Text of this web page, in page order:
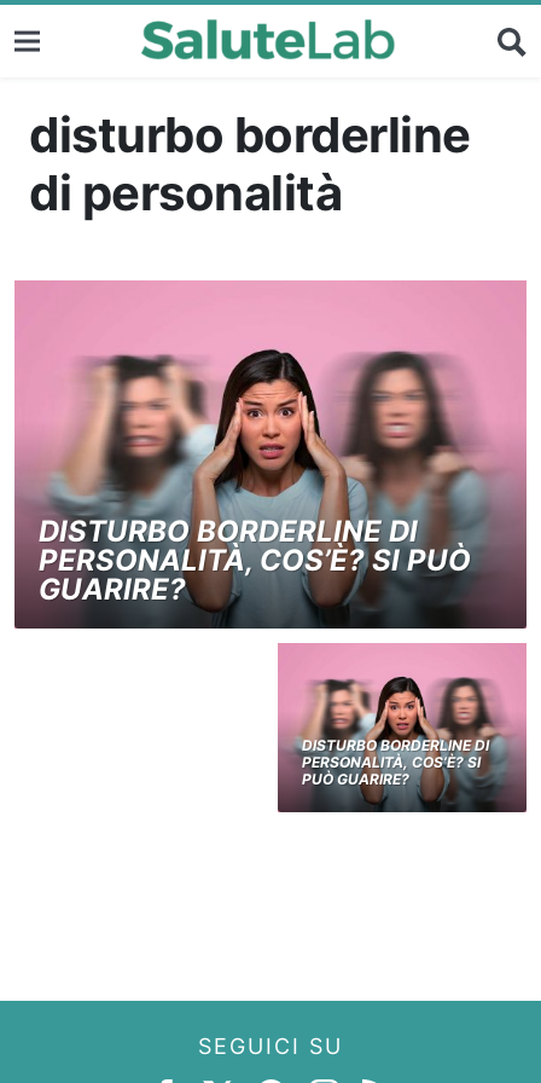
disturbo borderline
di personalità
DISTURBO BORDERLINE DI
PERSONALITÀ, COS’È? SI PUÒ
GUARIRE?
DISTURBO BORDERLINE DI
PERSONALITÀ, COS’È? SI
PUÒ GUARIRE?
SEGUICI SU